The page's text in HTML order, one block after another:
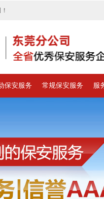
保安服务 常规保安服务 服